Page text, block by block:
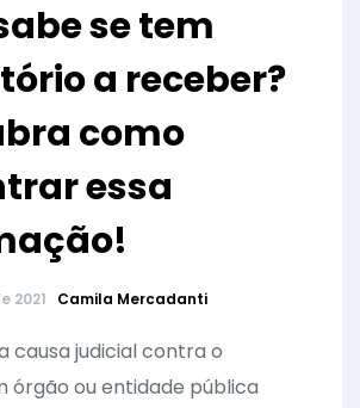
se tem
a receber?
como
essa
2021 Camila Mercadanti
causa judicial contra o
órgão ou entidade pública